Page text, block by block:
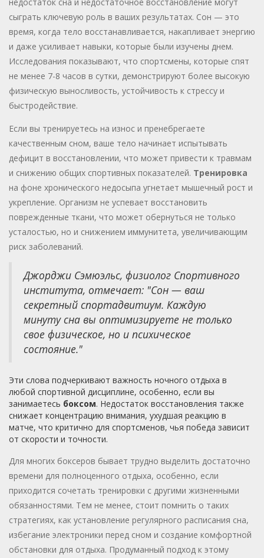
сыграть ключевую роль в ваших результатах. Сон — это
время, когда тело восстанавливается, накапливает энергию
и даже усиливает навыки, которые были изучены днем.
Исследования показывают, что спортсмены, которые спят
не менее 7-8 часов в сутки, демонстрируют более высокую
физическую выносливость, устойчивость к стрессу и
быстродействие.
Если вы тренируетесь на износ и пренебрегаете
качественным сном, ваше тело начинает испытывать
дефицит в восстановлении, что может привести к травмам
и снижению общих спортивных показателей. Тренировка
на фоне хронического недосыпа угнетает мышечный рост и
укрепление. Организм не успевает восстановить
поврежденные ткани, что может обернуться не только
усталостью, но и снижением иммунитета, увеличивающим
риск заболеваний.
Джорджи Сэмюэльс, физиолог Спортивного
института, отмечает: "Сон — ваш
секретный спортадвитиум. Каждую
минуту сна вы оптимизируете не только
свое физическое, но и психическое
состояние."
Эти слова подчеркивают важность ночного отдыха в
любой спортивной дисциплине, особенно, если вы
занимаетесь боксом. Недостаток восстановления также
снижает концентрацию внимания, ухудшая реакцию в
матче, что критично для спортсменов, чья победа зависит
от скорости и точности.
Для многих боксеров бывает трудно выделить достаточно
времени для полноценного отдыха, особенно, если
приходится сочетать тренировки с другими жизненными
обязанностями. Тем не менее, стоит помнить о таких
стратегиях, как установление регулярного расписания сна,
избегание электроники перед сном и создание комфортной
обстановки для отдыха. Продуманный подход к этому